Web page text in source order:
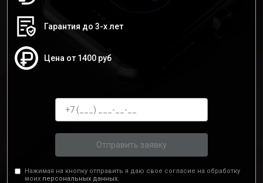
Гарантия до 3-х лет
Цена от 1400 руб
Отправить заявку
Нажимая на кнопку отправить я даю свое согласие на обработку
моих персональных данных.